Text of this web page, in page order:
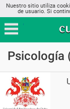
Nuestro sitio utiliza
de usuario. Si
Psicología